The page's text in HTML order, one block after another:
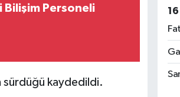
Bilişim Personeli
sürdüğü kaydedildi.